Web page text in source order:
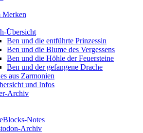
Merken
Übersicht
Ben und die entführte Prinzessin
Ben und die Blume des Vergessens
Ben und die Höhle der Feuersteine
Ben und der gefangene Drache
aus Zarmonien
und Infos
Archiv
Notes
Archiv